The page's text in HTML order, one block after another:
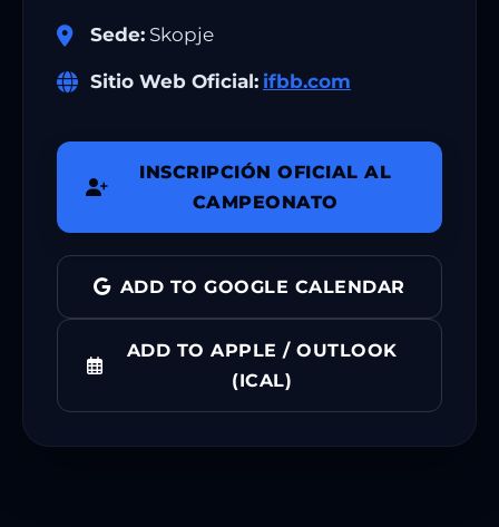
Sede: Skopje
Sitio Web Oficial: ifbb.com
INSCRIPCIÓN OFICIAL AL
CAMPEONATO
ADD TO GOOGLE CALENDAR
ADD TO APPLE / OUTLOOK
(ICAL)